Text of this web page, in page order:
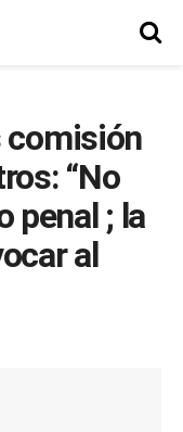
comisión
“No
penal ; la
al